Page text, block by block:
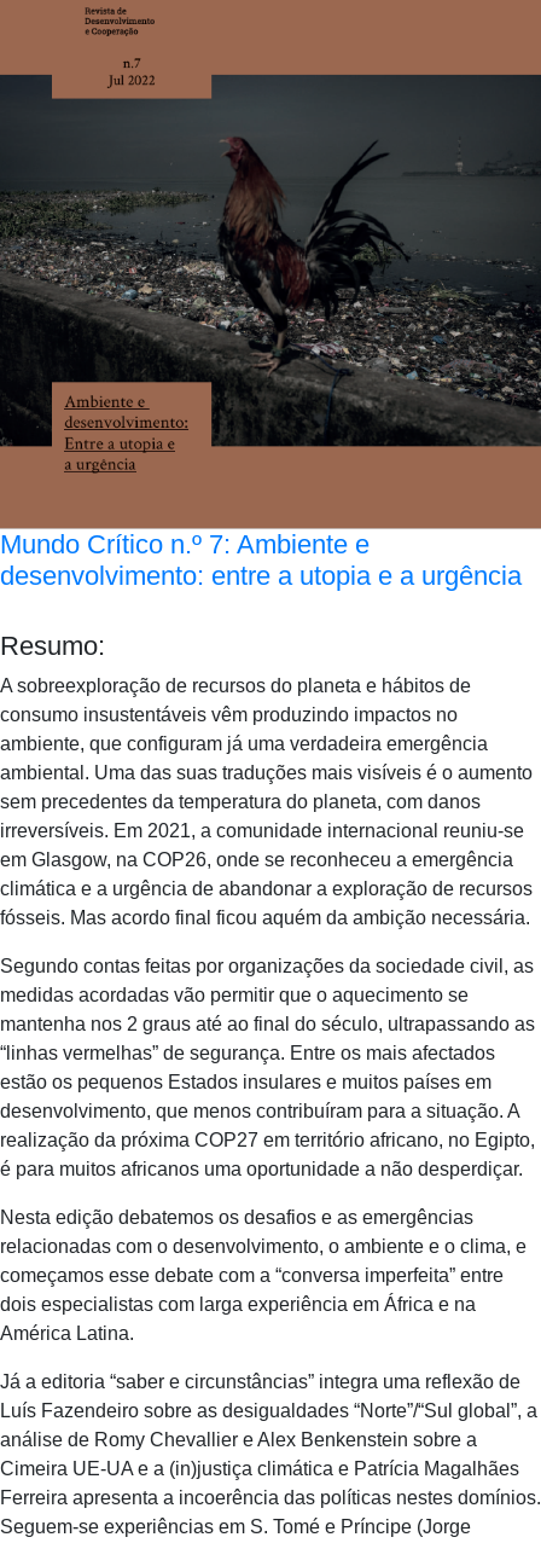
Mundo Crítico n.º 7: Ambiente e
desenvolvimento: entre a utopia e a urgência
Resumo:
A sobreexploração de recursos do planeta e hábitos de
consumo insustentáveis vêm produzindo impactos no
ambiente, que configuram já uma verdadeira emergência
ambiental. Uma das suas traduções mais visíveis é o aumento
sem precedentes da temperatura do planeta, com danos
irreversíveis. Em 2021, a comunidade internacional reuniu-se
em Glasgow, na COP26, onde se reconheceu a emergência
climática e a urgência de abandonar a exploração de recursos
fósseis. Mas acordo final ficou aquém da ambição necessária.
Segundo contas feitas por organizações da sociedade civil, as
medidas acordadas vão permitir que o aquecimento se
mantenha nos 2 graus até ao final do século, ultrapassando as
“linhas vermelhas” de segurança. Entre os mais afectados
estão os pequenos Estados insulares e muitos países em
desenvolvimento, que menos contribuíram para a situação. A
realização da próxima COP27 em território africano, no Egipto,
é para muitos africanos uma oportunidade a não desperdiçar.
Nesta edição debatemos os desafios e as emergências
relacionadas com o desenvolvimento, o ambiente e o clima, e
começamos esse debate com a “conversa imperfeita” entre
dois especialistas com larga experiência em África e na
América Latina.
Já a editoria “saber e circunstâncias” integra uma reflexão de
Luís Fazendeiro sobre as desigualdades “Norte”/“Sul global”, a
análise de Romy Chevallier e Alex Benkenstein sobre a
Cimeira UE-UA e a (in)justiça climática e Patrícia Magalhães
Ferreira apresenta a incoerência das políticas nestes domínios.
Seguem-se experiências em S. Tomé e Príncipe (Jorge